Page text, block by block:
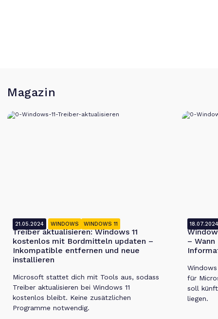
Magazin
21.05.2024 WINDOWS WINDOWS 11
Treiber aktualisieren: Windows 11
kostenlos mit Bordmitteln updaten –
Inkompatible entfernen und neue
installieren
Microsoft stattet dich mit Tools aus, sodass
Treiber aktualisieren bei Windows 11
kostenlos bleibt. Keine zusätzlichen
Programme notwendig.
–
für
soll
liegen.